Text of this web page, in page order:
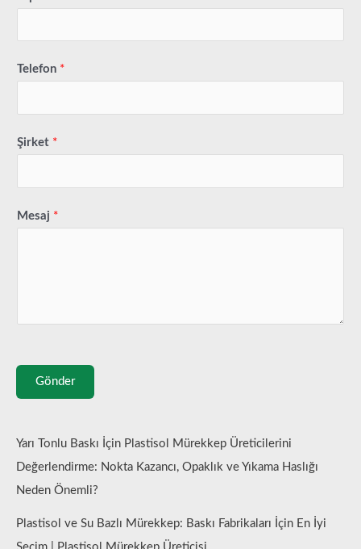
Telefon *
Şirket *
Mesaj *
Gönder
Yarı Tonlu Baskı İçin Plastisol Mürekkep Üreticilerini
Değerlendirme: Nokta Kazancı, Opaklık ve Yıkama Haslığı
Neden Önemli?
Plastisol ve Su Bazlı Mürekkep: Baskı Fabrikaları İçin En İyi